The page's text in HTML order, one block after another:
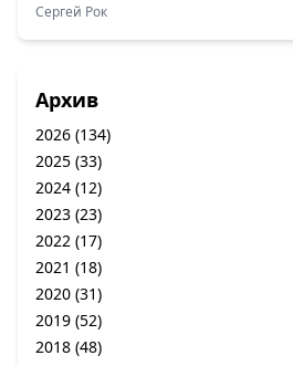
Сергей Рок
Архив
2026 (134)
2025 (33)
2024 (12)
2023 (23)
2022 (17)
2021 (18)
2020 (31)
2019 (52)
2018 (48)